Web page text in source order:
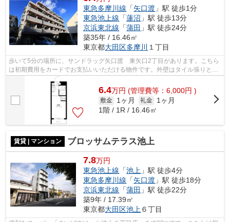
東急多摩川線 「矢口渡 」駅 徒歩1分
東急池上線 「蓮沼 」駅 徒歩13分
京浜東北線 「蒲田 」駅 徒歩24分
築35年 / 16.46㎡
東京都大田区多摩川 １丁目
歩いて5分の場所に、サンドラッグ矢口渡 東矢口2丁目があります。こちら
は初期費用をカードでお支払いいただける物件です。外壁はタイル張りとな
っていて、外観が素敵です。駅まで徒...
6.4万円 (管理費等：6,000円 )
敷金 1ヶ月 礼金
1ヶ月
1階 / 1R / 16.46㎡
賃貸 | マンション ブロッサムテラス池上
7.8万円
東急池上線 「池上 」駅 徒歩4分
東急多摩川線 「矢口渡 」駅 徒歩18分
京浜東北線 「蒲田 」駅 徒歩22分
築9年 / 17.39㎡
東京都大田区池上 ６丁目